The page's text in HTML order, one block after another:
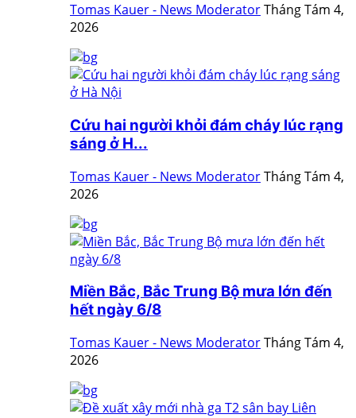
Tomas Kauer - News ModeratorTháng Tám 4,
2026
Cứu hai người khỏi đám cháy lúc rạng
sáng ở H...
Tomas Kauer - News ModeratorTháng Tám 4,
2026
Miền Bắc, Bắc Trung Bộ mưa lớn đến
hết ngày 6/8
Tomas Kauer - News ModeratorTháng Tám 4,
2026